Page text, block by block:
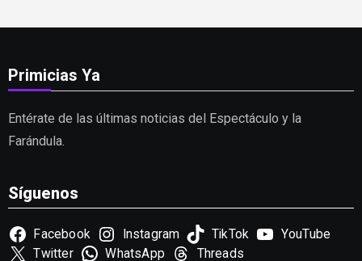
Primicias Ya
Entérate de las últimas noticias del Espectáculo y la
Farándula.
Síguenos
Facebook Instagram TikTok
YouTube
Twitter
WhatsApp Threads